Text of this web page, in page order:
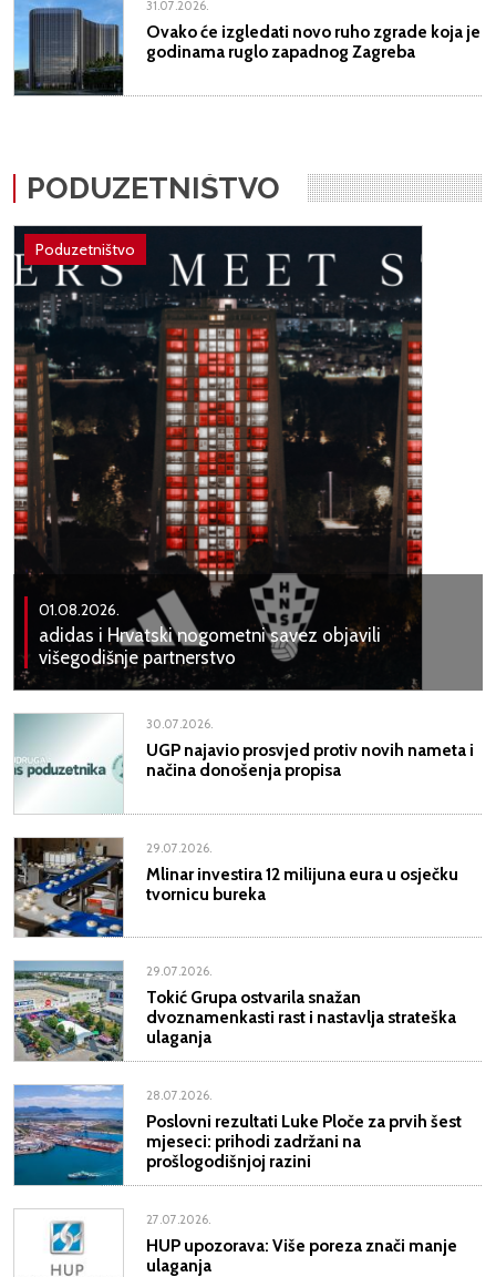
31.07.2026.
Ovako će izgledati novo ruho zgrade koja je
godinama ruglo zapadnog Zagreba
PODUZETNIŠTVO
Poduzetništvo
01.08.2026.
adidas i Hrvatski nogometni savez objavili
višegodišnje partnerstvo
30.07.2026.
UGP najavio prosvjed protiv novih nameta i
načina donošenja propisa
29.07.2026.
Mlinar investira 12 milijuna eura u osječku
tvornicu bureka
29.07.2026.
Tokić Grupa ostvarila snažan
dvoznamenkasti rast i nastavlja strateška
ulaganja
28.07.2026.
Poslovni rezultati Luke Ploče za prvih šest
mjeseci: prihodi zadržani na
prošlogodišnjoj razini
27.07.2026.
HUP upozorava: Više poreza znači manje
ulaganja